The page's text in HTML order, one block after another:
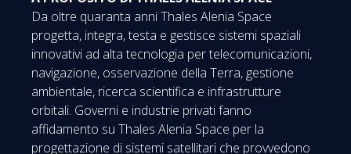
Da oltre quaranta anni Thales Alenia Space
progetta, integra, testa e gestisce sistemi spaziali
innovativi ad alta tecnologia per telecomunicazioni,
navigazione, osservazione della Terra, gestione
ambientale, ricerca scientifica e infrastrutture
orbitali. Governi e industrie privati fanno
affidamento su Thales Alenia Space per la
progettazione di sistemi satellitari che provvedono